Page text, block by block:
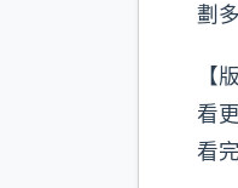
劃
【
看
看